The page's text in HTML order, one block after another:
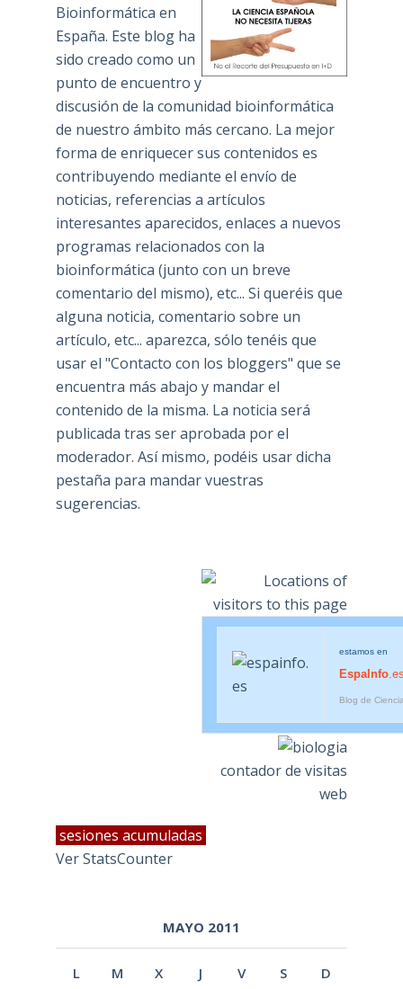
Bioinformática en
España. Este blog ha
sido creado como un
punto de encuentro y
discusión de la comunidad bioinformática
de nuestro ámbito más cercano. La mejor
forma de enriquecer sus contenidos es
contribuyendo mediante el envío de
noticias, referencias a artículos
interesantes aparecidos, enlaces a nuevos
programas relacionados con la
bioinformática (junto con un breve
comentario del mismo), etc... Si queréis que
alguna noticia, comentario sobre un
artículo, etc... aparezca, sólo tenéis que
usar el "Contacto con los bloggers" que se
encuentra más abajo y mandar el
contenido de la misma. La noticia será
publicada tras ser aprobada por el
moderador. Así mismo, podéis usar dicha
pestaña para mandar vuestras
sugerencias.
estamos en
EspaInfo
Blog de
contador de visitas
web
sesiones acumuladas
Ver StatsCounter
MAYO 2011
L M X J V S D